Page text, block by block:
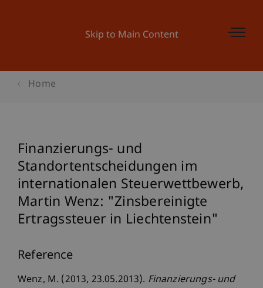
Skip to Main Content
Home
Finanzierungs- und
Standortentscheidungen im
internationalen Steuerwettbewerb,
Martin Wenz: "Zinsbereinigte
Ertragssteuer in Liechtenstein"
Reference
Wenz, M. (2013, 23.05.2013). Finanzierungs- und